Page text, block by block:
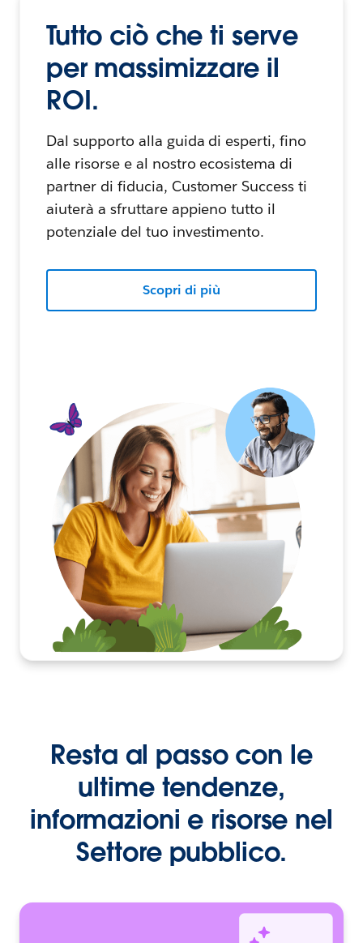
Tutto ciò che ti serve
per massimizzare il
ROI.
Dal supporto alla guida di esperti, fino
alle risorse e al nostro ecosistema di
partner di fiducia, Customer Success ti
aiuterà a sfruttare appieno tutto il
potenziale del tuo investimento.
Scopri di più
Resta al passo con le
ultime tendenze,
informazioni e risorse nel
Settore pubblico.